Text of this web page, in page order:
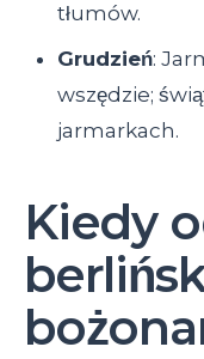
tłumów.
Grudzień:
wszędzie;
jarmarkach.
Kiedy